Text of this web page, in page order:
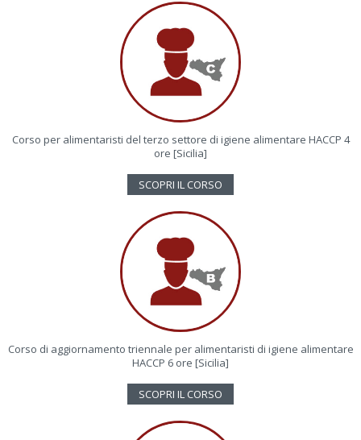
Corso per alimentaristi del terzo settore di igiene alimentare HACCP 4
ore [Sicilia]
SCOPRI IL CORSO
Corso di aggiornamento triennale per alimentaristi di igiene alimentare
HACCP 6 ore [Sicilia]
SCOPRI IL CORSO